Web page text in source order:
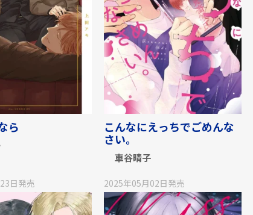
ら
こんなにえっちでごめんな
さい。
車谷晴子
日発売 2025年05月02日発売